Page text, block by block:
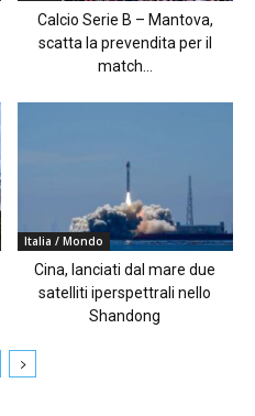
Calcio Serie B – Mantova,
scatta la prevendita per il
match...
Italia / Mondo
Cina, lanciati dal mare due
satelliti iperspettrali nello
Shandong